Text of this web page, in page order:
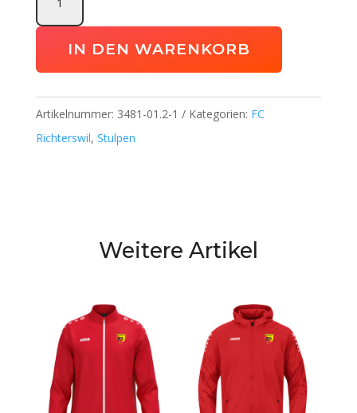
IN DEN WARENKORB
Artikelnummer: 3481-01.2-1 Kategorien: FC
Richterswil, Stulpen
Weitere Artikel